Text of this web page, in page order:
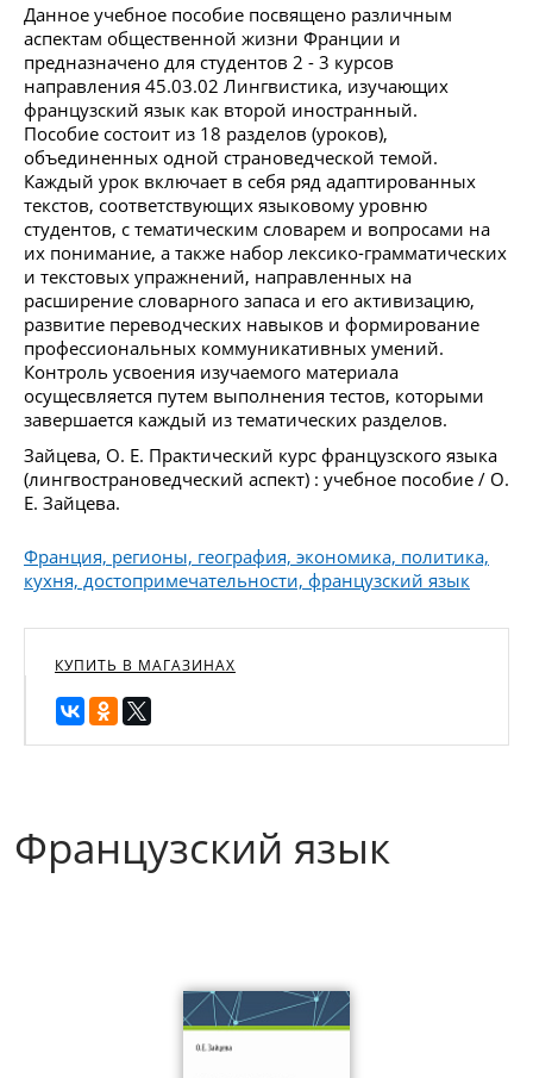
Данное учебное пособие посвящено различным
аспектам общественной жизни Франции и
предназначено для студентов 2 - 3 курсов
направления 45.03.02 Лингвистика, изучающих
французский язык как второй иностранный.
Пособие состоит из 18 разделов (уроков),
объединенных одной страноведческой темой.
Каждый урок включает в себя ряд адаптированных
текстов, соответствующих языковому уровню
студентов, с тематическим словарем и вопросами на
их понимание, а также набор лексико-грамматических
и текстовых упражнений, направленных на
расширение словарного запаса и его активизацию,
развитие переводческих навыков и формирование
профессиональных коммуникативных умений.
Контроль усвоения изучаемого материала
осущесвляется путем выполнения тестов, которыми
завершается каждый из тематических разделов.
Зайцева, О. Е. Практический курс французского языка
(лингвострановедческий аспект) : учебное пособие / О.
Е. Зайцева.
Франция, регионы, география, экономика, политика,
кухня, достопримечательности, французский язык
КУПИТЬ В МАГАЗИНАХ
Французский язык